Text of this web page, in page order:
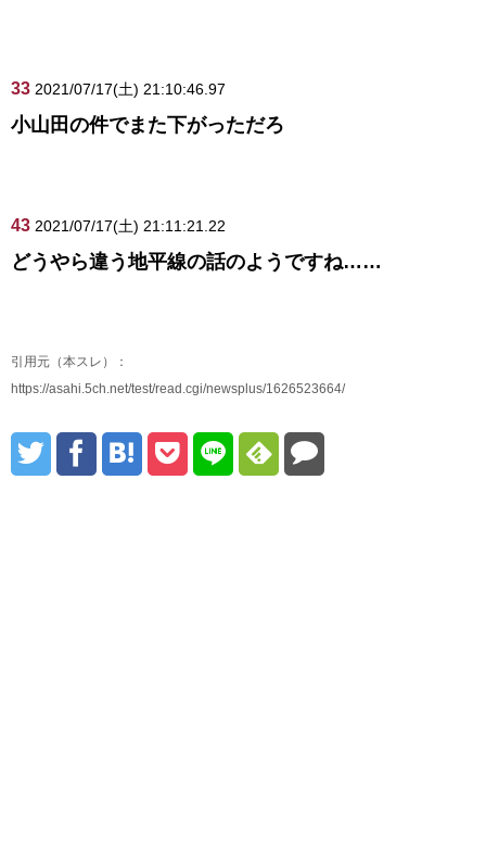
33 2021/07/17(土) 21:10:46.97
小山田の件でまた下がっただろ
43 2021/07/17(土) 21:11:21.22
どうやら違う地平線の話のようですね……
引用元（本スレ）：
https://asahi.5ch.net/test/read.cgi/newsplus/1626523664/